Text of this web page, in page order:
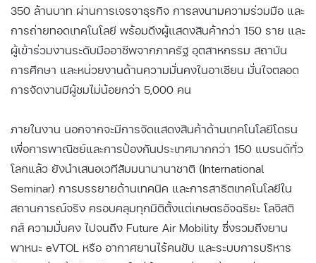
350 ล้านบาท ผ่านการเจรจาธุรกิจ การลงนามความร่วมมือ และ
การถ่ายทอดเทคโนโลยี พร้อมดึงผู้แสดงสินค้ากว่า 150 ราย และ
ผู้เข้าร่วมงานระดับมืออาชีพจากภาครัฐ อุตสาหกรรม สถาบัน
การศึกษา และหน่วยงานด้านความมั่นคงในอาเซียน มั่นใจตลอด
การจัดงานมีผู้ชมไม่น้อยกว่า 5,000 คน
ภายในงาน นอกจากจะมีการจัดแสดงสินค้าด้านเทคโนโลยีโดรน
เพื่อการพาณิชย์และการป้องกันประเทศมากกว่า 150 แบรนด์ทั่ว
โลกแล้ว ยังนำเสนอเวทีสัมมนานานาชาติ (International
Seminar) การบรรยายด้านเทคนิค และการสาธิตเทคโนโลยีใน
สถานการณ์จริง ครอบคลุมทุกมิติตั้งแต่เกษตรอัจฉริยะ โลจิสติ
กส์ ความมั่นคง ไปจนถึง Future Air Mobility ซึ่งรวมถึงยาน
พาหนะ eVTOL หรือ อากาศยานไร้คนขับ และระบบการบริหาร